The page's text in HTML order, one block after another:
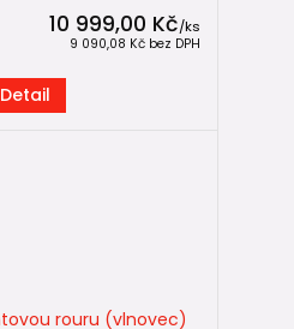
10 999,00 Kč/ks
9 090,08 Kč bez DPH
Detail